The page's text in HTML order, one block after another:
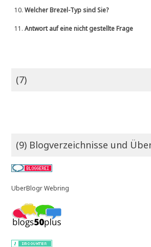
10.Welcher Brezel-Typ sind Sie?
11.Antwort auf eine nicht gestellte Frage
(7)
(9) Blogverzeichnisse und
UberBlogr Webring